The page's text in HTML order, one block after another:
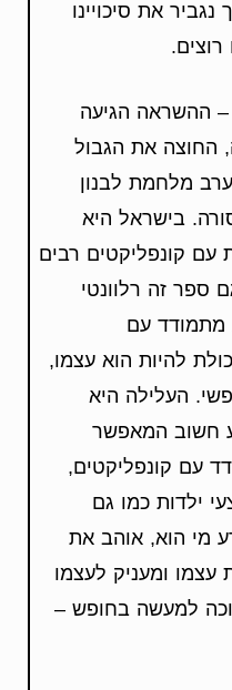
את סיכויינו
ההשראה הגיעה
החוצה את הגבול
מלחמת לבנון
בישראל היא
עם קונפליקטים רבים
ספר זה רלוונטי
מתמודד עם
להיות הוא עצמו,
העלילה היא
חשוב המאפשר
עם קונפליקטים,
ילדות כמו גם
מי הוא, אוהב את
ומעניק לעצמו
למעשה בחופש –